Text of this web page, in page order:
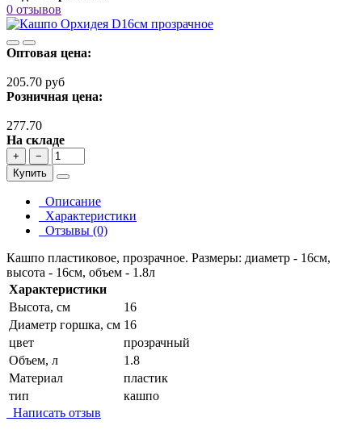
0 отзывов
Оптовая цена:
205.70 руб
Розничная цена:
277.70
На складе
+
−
Купить
Описание
Характеристики
Отзывы (0)
Кашпо пластиковое, прозрачное. Размеры: диаметр - 16см,
высота - 16см, объем - 1.8л
Характеристики
Высота, см
16
Диаметр горшка, см 16
цвет
прозрачный
Объем, л
1.8
Материал
пластик
тип
кашпо
Написать отзыв